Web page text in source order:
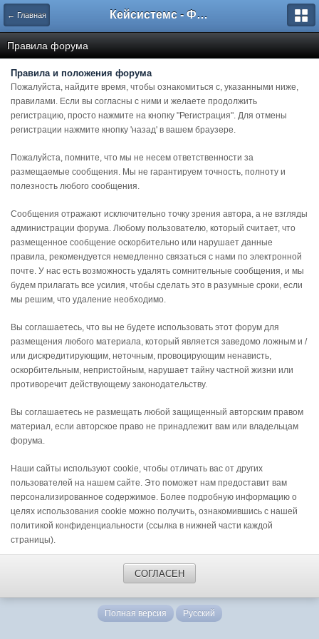
← Главная Кейсистемс - Форумы
Правила форума
Правила и положения форума
Пожалуйста, найдите время, чтобы ознакомиться с, указанными ниже,
правилами. Если вы согласны с ними и желаете продолжить
регистрацию, просто нажмите на кнопку "Регистрация". Для отмены
регистрации нажмите кнопку 'назад' в вашем браузере.
Пожалуйста, помните, что мы не несем ответственности за
размещаемые сообщения. Мы не гарантируем точность, полноту и
полезность любого сообщения.
Сообщения отражают исключительно точку зрения автора, а не взгляды
администрации форума. Любому пользователю, который считает, что
размещенное сообщение оскорбительно или нарушает данные
правила, рекомендуется немедленно связаться с нами по электронной
почте. У нас есть возможность удалять сомнительные сообщения, и мы
будем прилагать все усилия, чтобы сделать это в разумные сроки, если
мы решим, что удаление необходимо.
Вы соглашаетесь, что вы не будете использовать этот форум для
размещения любого материала, который является заведомо ложным и /
или дискредитирующим, неточным, провоцирующим ненависть,
оскорбительным, непристойным, нарушает тайну частной жизни или
противоречит действующему законодательству.
Вы соглашаетесь не размещать любой защищенный авторским правом
материал, если авторское право не принадлежит вам или владельцам
форума.
Наши сайты используют cookie, чтобы отличать вас от других
пользователей на нашем сайте. Это поможет нам предоставит вам
персонализированное содержимое. Более подробную информацию о
целях использования cookie можно получить, ознакомившись с нашей
политикой конфиденциальности (ссылка в нижней части каждой
страницы).
СОГЛАСЕН
Полная версия Русский